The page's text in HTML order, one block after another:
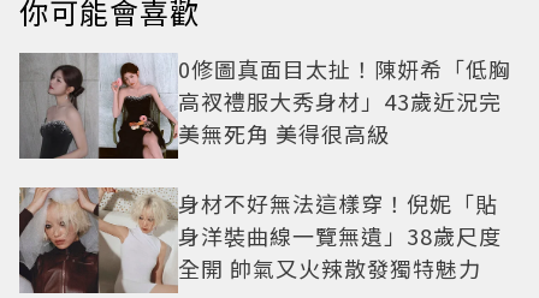
你可能會喜歡
0修圖真面目太扯！陳妍希「低胸
高衩禮服大秀身材」43歲近況完
美無死角 美得很高級
身材不好無法這樣穿！倪妮「貼
身洋裝曲線一覽無遺」38歲尺度
全開 帥氣又火辣散發獨特魅力